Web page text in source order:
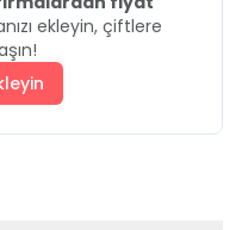
ekleyin, çiftlere